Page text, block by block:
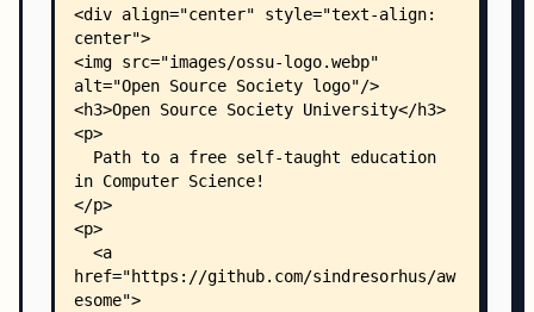
    │   ├── intro-cs/
    │   │   └── README.md
    │   ├── intro-programming/
    │   │   └── README.md
    │   ├── ostep/
    │   │   ├── README.md
    │   │   ├── Project-1B-initial-xv6.md
    │   │   ├── Project-2A-processes-shell.md
    │   │   ├── Reading-order.md
    │   │   ├── Scheduling-xv6-lottery.md
    │   │   └── vm-xv6-intro.md
    │   └── spd/
    │       ├── README.md